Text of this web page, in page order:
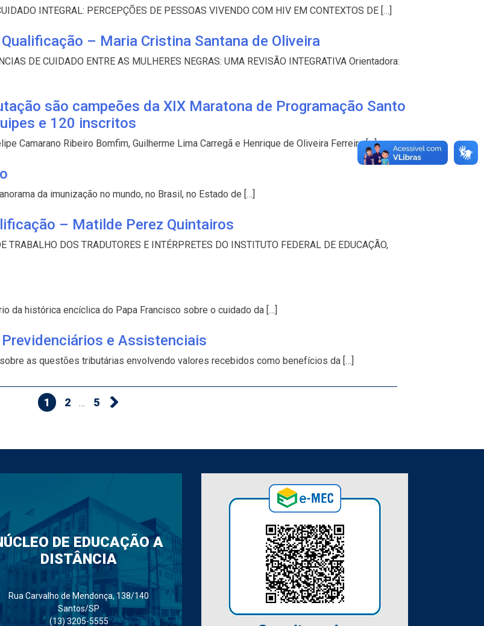
INTEGRAL: PERCEPÇÕES DE PESSOAS VIVENDO COM HIV EM CONTEXTOS DE […]
– Maria Cristina Santana de Oliveira
DE CUIDADO ENTRE AS MULHERES NEGRAS: UMA REVISÃO INTEGRATIVA Orientadora:
são campeões da XIX Maratona de Programação Santo
e 120 inscritos
Camarano Ribeiro Bomfim, Guilherme Lima Carregã e Henrique de Oliveira Ferreira […]
da imunização no mundo, no Brasil, no Estado de […]
– Matilde Perez Quintairos
DOS TRADUTORES E INTÉRPRETES DO INSTITUTO FEDERAL DE EDUCAÇÃO,
da histórica encíclica do Papa Francisco sobre o cuidado da […]
e Assistenciais
as questões tributárias envolvendo valores recebidos como benefícios da […]
1 2 … 5
DE EDUCAÇÃO A
DISTÂNCIA
Rua Carvalho de Mendonça, 138/140
Santos/SP
(13) 3205-5555